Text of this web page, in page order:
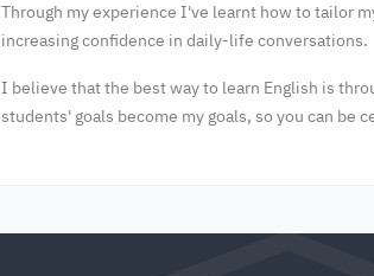
Through my experience I've learnt how to tailor
increasing confidence in daily-life conversations.
I believe that the best way to learn English is
students' goals become my goals, so you can be